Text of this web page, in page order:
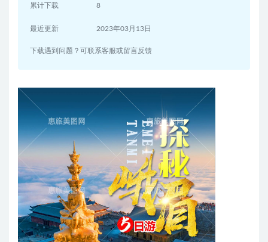
累计下载 8
最近更新 2023年03月13日
下载遇到问题？可联系客服或留言反馈